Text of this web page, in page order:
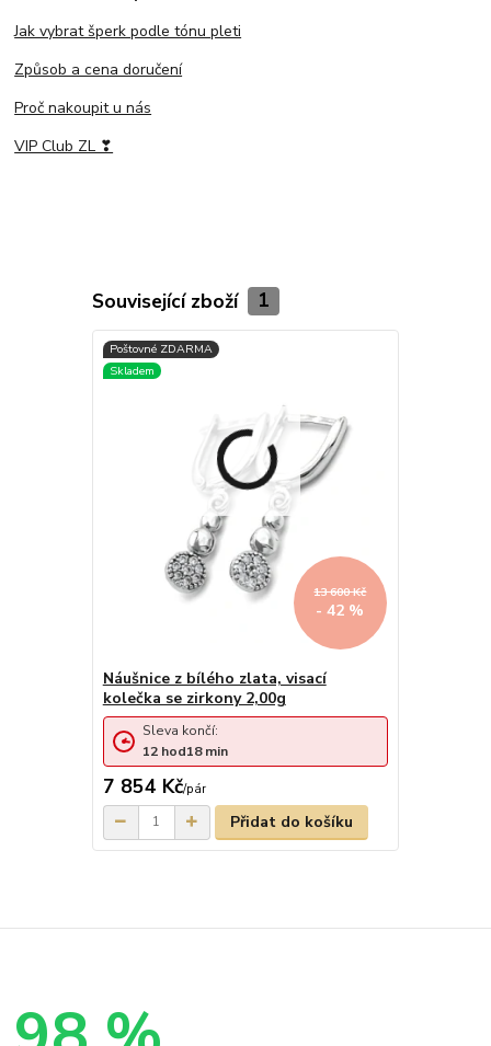
Jak vybrat šperk podle tónu pleti
Způsob a cena doručení
Proč nakoupit u nás
VIP Club ZL ❣
Související zboží 1
13 600 Kč
- 42 %
Náušnice z bílého zlata, visací
kolečka se zirkony 2,00g
7 854 Kč/pár
Sleva končí:
12 hod18min
Přidat do košíku